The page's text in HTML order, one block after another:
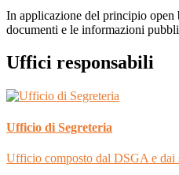
In applicazione del principio open
documenti e le informazioni
Uffici responsabili
Ufficio di Segreteria
Ufficio composto dal DSGA e dai